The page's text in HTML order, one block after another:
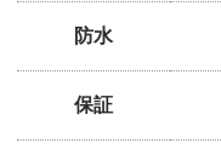
防水
保証